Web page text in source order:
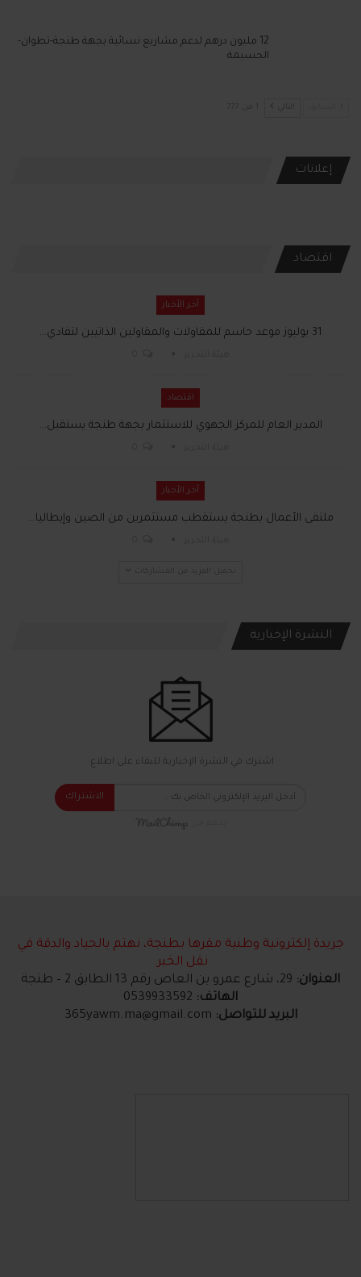
12 مليون درهم لدعم مشاريع نسائية بجهة طنجة-تطوان-
الحسيمة
التالي
إعلانات
اقتصاد
آخر الأخبار
31 يوليوز موعد حاسم للمقاولات والمقاولين الذاتيين لتفادي…
اقتصاد
المدير العام للمركز الجهوي للاستثمار بجهة طنجة يستقبل…
آخر الأخبار
ملتقى الأعمال بطنجة يستقطب مستثمرين من الصين وإيطاليا…
النشرة الإخبارية
اشترك في النشرة الإخبارية للبقاء على اطلاع.
الاشتراك
جريدة إلكترونية وطنية مقرها بطنجة، نهتم بالحياد والدقة في
نقل الخبر.
العنوان:
الهاتف:
البريد للتواصل: